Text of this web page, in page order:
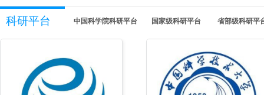
科研平台 中国科学院科研平台 国家级科研平台 省部级科研平